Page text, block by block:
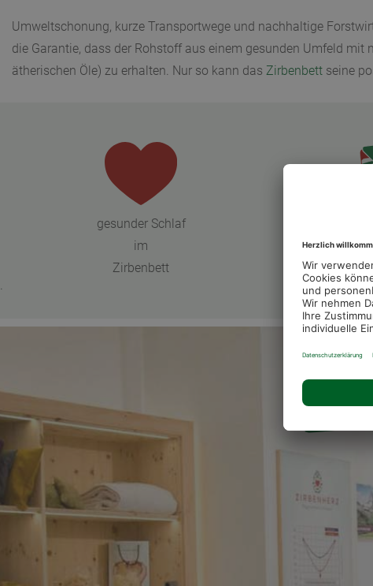
Umweltschonung, kurze Transportwege und nachhaltige
die Garantie, dass der Rohstoff aus einem gesunden Umfeld
ätherischen Öle) zu erhalten. Nur so kann das Zirbenbett seine
gesunder Schlaf
im
Zirbenbett
.